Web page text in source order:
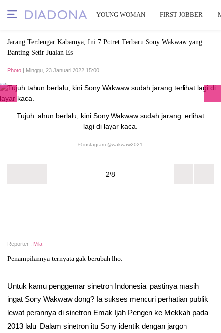
YOUNG WOMAN FIRST JOBBER
Jarang Terdengar Kabarnya, Ini 7 Potret Terbaru Sony Wakwaw yang
Banting Setir Jualan Es
Photo | Minggu, 23 Januari 2022 15:00
Tujuh tahun berlalu, kini Sony Wakwaw sudah jarang terlihat
lagi di layar kaca.
© instagram @wakwaw2021
2/8
Reporter : Mila
Penampilannya ternyata gak berubah lho.
Untuk kamu penggemar sinetron Indonesia, pastinya masih
ingat Sony Wakwaw dong? Ia sukses mencuri perhatian publik
lewat perannya di sinetron Emak Ijah Pengen ke Mekkah pada
2013 lalu. Dalam sinetron itu Sony identik dengan jargon